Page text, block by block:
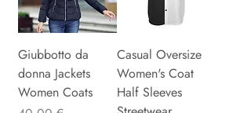
Giubbotto da
donna Jackets
Women Coats
Casual Oversize
Women's Coat
Half Sleeves